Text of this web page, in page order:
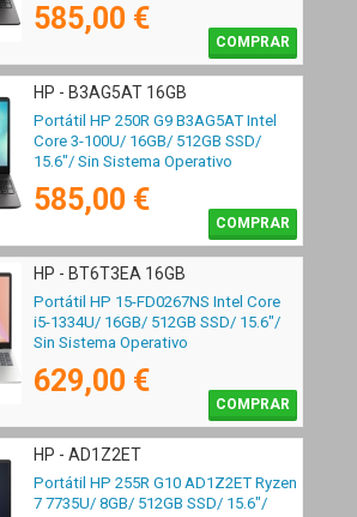
585,00 €
COMPRAR
HP - B3AG5AT 16GB
Portátil HP 250R G9 B3AG5AT Intel
Core 3-100U/ 16GB/ 512GB SSD/
15.6"/ Sin Sistema Operativo
585,00 €
COMPRAR
HP - BT6T3EA 16GB
Portátil HP 15-FD0267NS Intel Core
i5-1334U/ 16GB/ 512GB SSD/ 15.6"/
Sin Sistema Operativo
629,00 €
COMPRAR
HP - AD1Z2ET
Portátil HP 255R G10 AD1Z2ET Ryzen
7 7735U/ 8GB/ 512GB SSD/ 15.6"/